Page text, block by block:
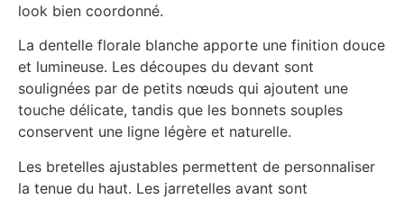
look bien coordonné.
La dentelle florale blanche apporte une finition douce
et lumineuse. Les découpes du devant sont
soulignées par de petits nœuds qui ajoutent une
touche délicate, tandis que les bonnets souples
conservent une ligne légère et naturelle.
Les bretelles ajustables permettent de personnaliser
la tenue du haut. Les jarretelles avant sont